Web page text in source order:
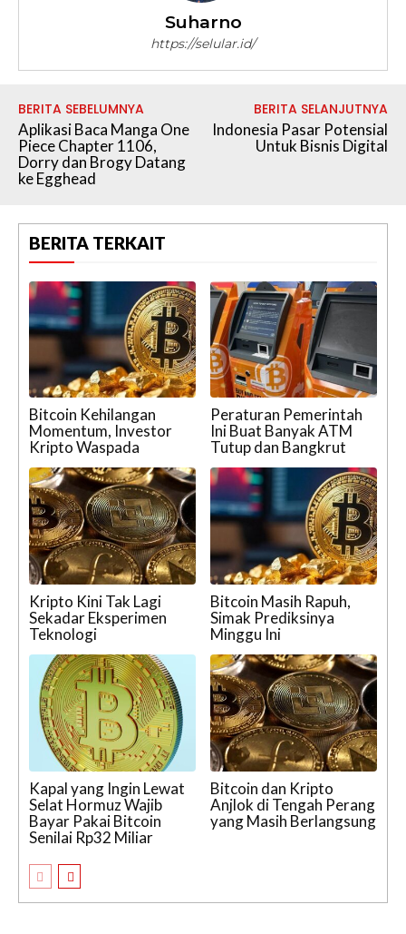
Suharno
https://selular.id/
BERITA SEBELUMNYA
Aplikasi Baca Manga One
Piece Chapter 1106,
Dorry dan Brogy Datang
ke Egghead
BERITA SELANJUTNYA
Indonesia Pasar Potensial
Untuk Bisnis Digital
BERITA TERKAIT
Bitcoin Kehilangan
Momentum, Investor
Kripto Waspada
Peraturan Pemerintah
Ini Buat Banyak ATM
Tutup dan Bangkrut
Kripto Kini Tak Lagi
Sekadar Eksperimen
Teknologi
Bitcoin Masih Rapuh,
Simak Prediksinya
Minggu Ini
Kapal yang Ingin Lewat
Selat Hormuz Wajib
Bayar Pakai Bitcoin
Senilai Rp32 Miliar
Bitcoin dan Kripto
Anjlok di Tengah Perang
yang Masih Berlangsung